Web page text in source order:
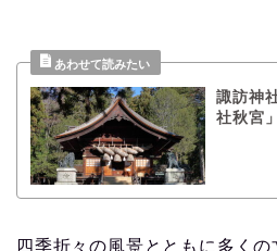
諏訪神
社秋宮」
四季折々の風景とともに多くの